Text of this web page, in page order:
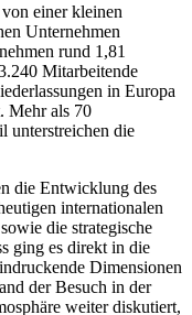
einer kleinen
Unternehmen
rund 1,81
Mitarbeitende
in Europa
Mehr als 70
unterstreichen die
die Entwicklung des
internationalen
die strategische
ging es direkt in die
Dimensionen
der Besuch in der
weiter diskutiert,